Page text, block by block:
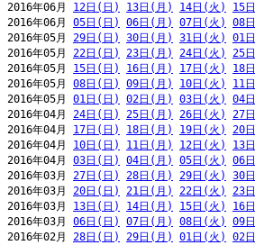
2016年06月 12日(日) 13日(月) 14日(火) 15
2016年06月 05日(日) 06日(月) 07日(火) 08
2016年05月 29日(日) 30日(月) 31日(火) 01
2016年05月 22日(日) 23日(月) 24日(火) 25
2016年05月 15日(日) 16日(月) 17日(火) 18
2016年05月 08日(日) 09日(月) 10日(火) 11
2016年05月 01日(日) 02日(月) 03日(火) 04
2016年04月 24日(日) 25日(月) 26日(火) 27
2016年04月 17日(日) 18日(月) 19日(火) 20
2016年04月 10日(日) 11日(月) 12日(火) 13
2016年04月 03日(日) 04日(月) 05日(火) 06
2016年03月 27日(日) 28日(月) 29日(火) 30
2016年03月 20日(日) 21日(月) 22日(火) 23
2016年03月 13日(日) 14日(月) 15日(火) 16
2016年03月 06日(日) 07日(月) 08日(火) 09
2016年02月 28日(日) 29日(月) 01日(火) 02